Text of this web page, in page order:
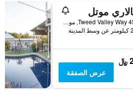
موتل
453 Tweed Valley Way, مورويلومبا, NSW, أستراليا
عرض الصفقة